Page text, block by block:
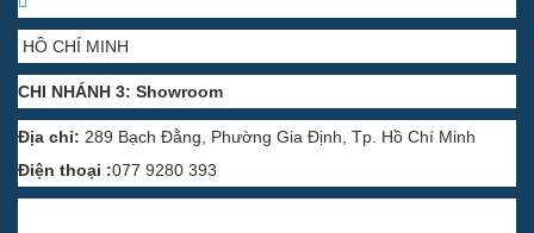
HỒ CHÍ MINH
CHI NHÁNH 3: Showroom
Địa chỉ: 289 Bạch Đằng, Phường Gia Định, Tp. Hồ Chí Minh
Điện thoại :077 9280 393